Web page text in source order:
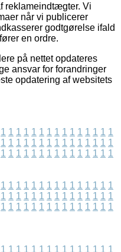
reklameindtægter. Vi
når vi publicerer
godtgørelse ifald
en ordre.
på nettet opdateres
ansvar for forandringer
opdatering af websitets
1 1 1 1 1 1 1 1 1 1 1 1 1 1 1
1 1 1 1 1 1 1 1 1 1 1 1 1 1 1
1 1 1 1 1 1 1 1 1 1 1 1 1 1 1
1 1 1 1 1 1 1 1 1 1 1 1 1 1 1
1 1 1 1 1 1 1 1 1 1 1 1 1 1 1
1 1 1 1 1 1 1 1 1 1 1 1 1 1 1
1 1 1 1 1 1 1 1 1 1 1 1 1 1 1